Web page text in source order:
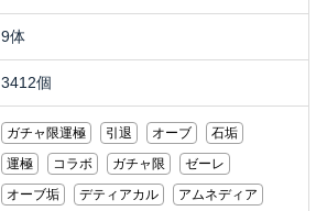
9体
3412個
ガチャ限運極 引退 オーブ
石垢
運極
コラボ ガチャ限
ゼーレ
オーブ垢
デティアカル
アムネディア